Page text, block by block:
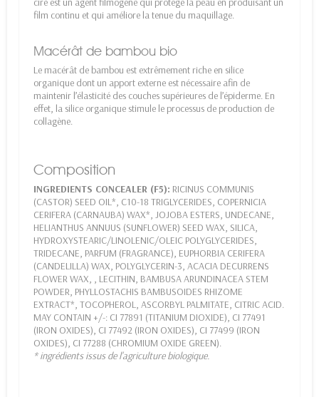
film continu et qui améliore la tenue du maquillage.
Macérât de bambou bio
Le macérât de bambou est extrêmement riche en silice
organique dont un apport externe est nécessaire afin de
maintenir l’élasticité des couches supérieures de l’épiderme. En
effet, la silice organique stimule le processus de production de
collagène.
Composition
INGREDIENTS CONCEALER (F5): RICINUS COMMUNIS
(CASTOR) SEED OIL*, C10-18 TRIGLYCERIDES, COPERNICIA
CERIFERA (CARNAUBA) WAX*, JOJOBA ESTERS, UNDECANE,
HELIANTHUS ANNUUS (SUNFLOWER) SEED WAX, SILICA,
HYDROXYSTEARIC/LINOLENIC/OLEIC POLYGLYCERIDES,
TRIDECANE, PARFUM (FRAGRANCE), EUPHORBIA CERIFERA
(CANDELILLA) WAX, POLYGLYCERIN-3, ACACIA DECURRENS
FLOWER WAX, , LECITHIN, BAMBUSA ARUNDINACEA STEM
POWDER, PHYLLOSTACHIS BAMBUSOIDES RHIZOME
EXTRACT*, TOCOPHEROL, ASCORBYL PALMITATE, CITRIC ACID.
MAY CONTAIN +/-: CI 77891 (TITANIUM DIOXIDE), CI 77491
(IRON OXIDES), CI 77492 (IRON OXIDES), CI 77499 (IRON
OXIDES), CI 77288 (CHROMIUM OXIDE GREEN).
* ingrédients issus de l'agriculture biologique.